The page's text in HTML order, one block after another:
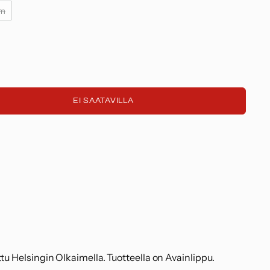
EI SAATAVILLA
Helsingin Olkaimella. Tuotteella on Avainlippu.